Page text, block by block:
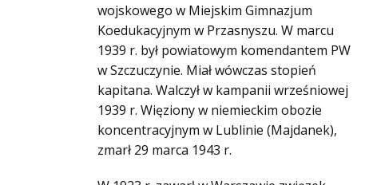
wojskowego w Miejskim Gimnazjum
Koedukacyjnym w Przasnyszu. W marcu
1939 r. był powiatowym komendantem PW
w Szczuczynie. Miał wówczas stopień
kapitana. Walczył w kampanii wrześniowej
1939 r. Więziony w niemieckim obozie
koncentracyjnym w Lublinie (Majdanek),
zmarł 29 marca 1943 r.